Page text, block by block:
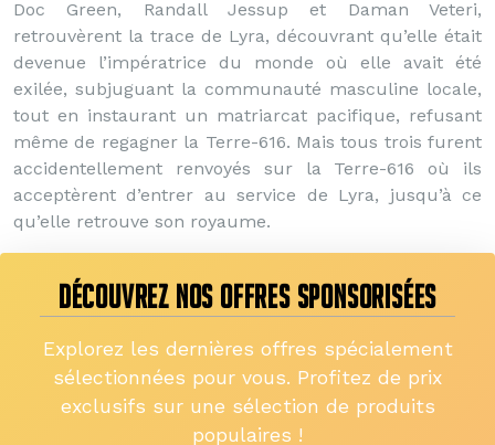
Doc Green, Randall Jessup et Daman Veteri,
retrouvèrent la trace de Lyra, découvrant qu’elle était
devenue l’impératrice du monde où elle avait été
exilée, subjuguant la communauté masculine locale,
tout en instaurant un matriarcat pacifique, refusant
même de regagner la Terre-616. Mais tous trois furent
accidentellement renvoyés sur la Terre-616 où ils
acceptèrent d’entrer au service de Lyra, jusqu’à ce
qu’elle retrouve son royaume.
DÉCOUVREZ NOS OFFRES SPONSORISÉES
Explorez les dernières offres spécialement
sélectionnées pour vous. Profitez de prix
exclusifs sur une sélection de produits
populaires !